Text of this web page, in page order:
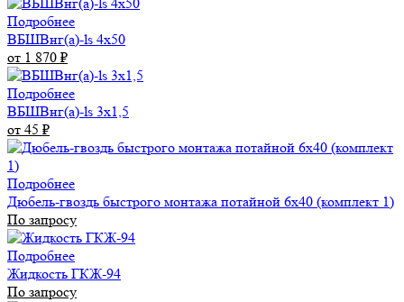
Подробнее
ВБШВнг(а)-ls 4x50
от 1 870 ₽
Подробнее
ВБШВнг(а)-ls 3х1,5
от 45 ₽
Подробнее
Дюбель-гвоздь быстрого монтажа потайной 6х40 (комплект 1)
По запросу
Подробнее
Жидкость ГКЖ-94
По запросу